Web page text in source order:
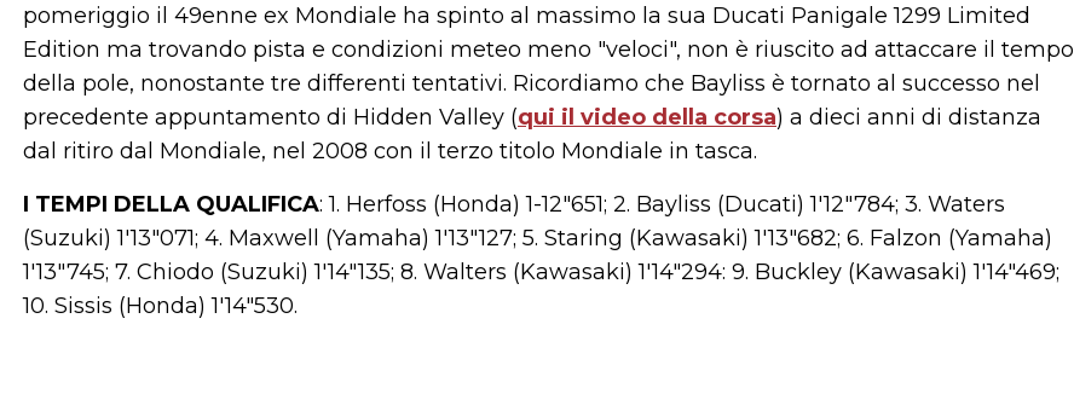
pomeriggio il 49enne ex Mondiale ha spinto al massimo la sua Ducati Panigale 1299 Limited
Edition ma trovando pista e condizioni meteo meno "veloci", non è riuscito ad attaccare il tempo
della pole, nonostante tre differenti tentativi. Ricordiamo che Bayliss è tornato al successo nel
precedente appuntamento di Hidden Valley (qui il video della corsa) a dieci anni di distanza
dal ritiro dal Mondiale, nel 2008 con il terzo titolo Mondiale in tasca.
I TEMPI DELLA QUALIFICA: 1. Herfoss (Honda) 1-12"651; 2. Bayliss (Ducati) 1'12"784; 3. Waters
(Suzuki) 1'13"071; 4. Maxwell (Yamaha) 1'13"127; 5. Staring (Kawasaki) 1'13"682; 6. Falzon (Yamaha)
1'13"745; 7. Chiodo (Suzuki) 1'14"135; 8. Walters (Kawasaki) 1'14"294: 9. Buckley (Kawasaki) 1'14"469;
10. Sissis (Honda) 1'14"530.